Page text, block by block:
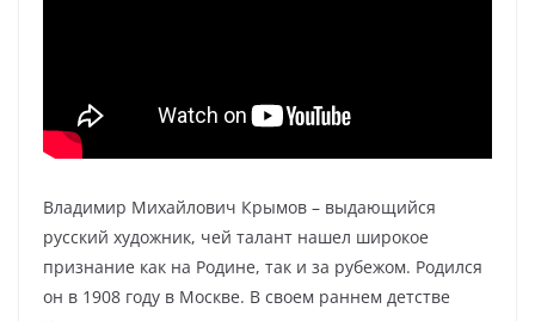
Владимир Михайлович Крымов – выдающийся
русский художник, чей талант нашел широкое
признание как на Родине, так и за рубежом. Родился
он в 1908 году в Москве. В своем раннем детстве